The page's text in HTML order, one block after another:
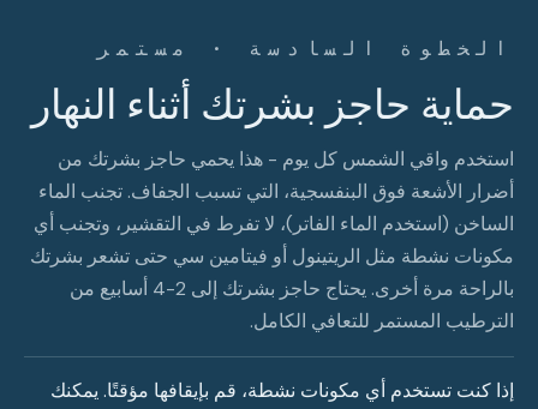
الخطوة السادسة · مستمر
حماية حاجز بشرتك أثناء النهار
استخدم واقي الشمس كل يوم - هذا يحمي حاجز بشرتك من
أضرار الأشعة فوق البنفسجية، التي تسبب الجفاف. تجنب الماء
الساخن (استخدم الماء الفاتر)، لا تفرط في التقشير، وتجنب أي
مكونات نشطة مثل الريتينول أو فيتامين سي حتى تشعر بشرتك
بالراحة مرة أخرى. يحتاج حاجز بشرتك إلى 2-4 أسابيع من
الترطيب المستمر للتعافي الكامل.
إذا كنت تستخدم أي مكونات نشطة، قم بإيقافها مؤقتًا. يمكنك